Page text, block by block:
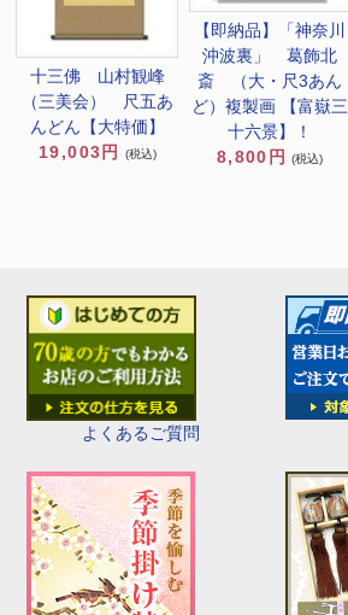
よくあるご質問
十三佛 山村観峰
（三美会） 尺五あ
んどん【大特価】
19,003円
(税込)
【即納品】「神奈川
沖波裏」 葛飾北
斎 （大・尺3あん
ど）複製画 【富嶽三
十六景】！
8,800円
(税込)